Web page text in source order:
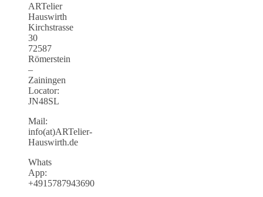
ARTelier
Hauswirth
Kirchstrasse
30
72587
Römerstein
–
Zainingen
Locator:
JN48SL
Mail:
info(at)ARTelier-
Hauswirth.de
Whats
App:
+4915787943690